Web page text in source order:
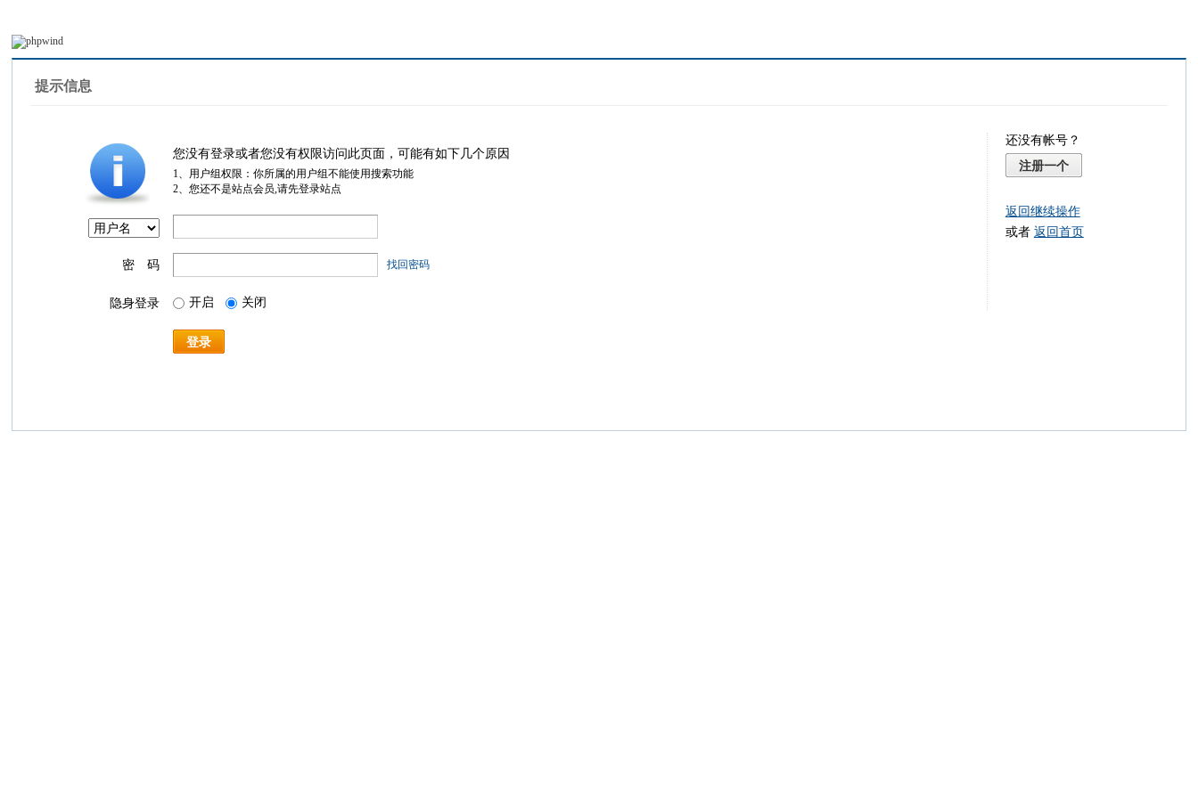
提示信息
您没有登录或者您没有权限访问此页面，可能有如下几个原因
1、用户组权限：你所属的用户组不能使用搜索功能
2、您还不是站点会员,请先登录站点
密 码 找回密码
隐身登录 开启 关闭
登录
还没有帐号？
注册一个
返回继续操作
或者 返回首页